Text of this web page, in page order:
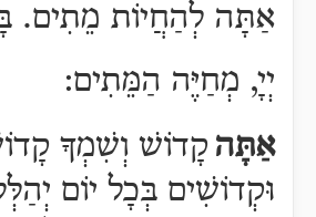
אַתָּה לְהַחֲיוֹת מֵתִים.
יְיָ, מְחַיֶּה הַמֵּתִים:
אַתָּה קָדוֹשׁ וְשִׁמְךָ
וּקְדוֹשִׁים בְּכָל יוֹם